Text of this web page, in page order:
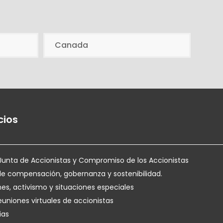
Canada
de Accionistas y Compromiso de los Accionistas
compensación, gobernanza y sostenibilidad.
activismo y situaciones especiales
virtuales de accionistas